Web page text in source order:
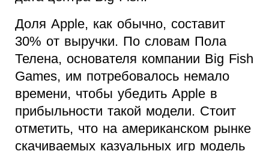
Доля Apple, как обычно, составит
30% от выручки. По словам Пола
Телена, основателя компании Big Fish
Games, им потребовалось немало
времени, чтобы убедить Apple в
прибыльности такой модели. Стоит
отметить, что на американском рынке
скачиваемых казуальных игр модель